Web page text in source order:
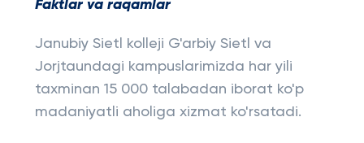
Faktlar va raqamlar
Janubiy Sietl kolleji G'arbiy Sietl va
Jorjtaundagi kampuslarimizda har yili
taxminan 15 000 talabadan iborat ko'p
madaniyatli aholiga xizmat ko'rsatadi.